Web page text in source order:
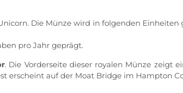
Die Münze wird in folgenden Einheiten
pro Jahr geprägt.
. Die Vorderseite dieser royalen Münze zeigt
erscheint auf der Moat Bridge im Hampton